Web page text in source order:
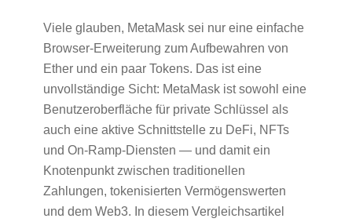
Viele glauben, MetaMask sei nur eine einfache
Browser-Erweiterung zum Aufbewahren von
Ether und ein paar Tokens. Das ist eine
unvollständige Sicht: MetaMask ist sowohl eine
Benutzeroberfläche für private Schlüssel als
auch eine aktive Schnittstelle zu DeFi, NFTs
und On‑Ramp‑Diensten — und damit ein
Knotenpunkt zwischen traditionellen
Zahlungen, tokenisierten Vermögenswerten
und dem Web3. In diesem Vergleichsartikel